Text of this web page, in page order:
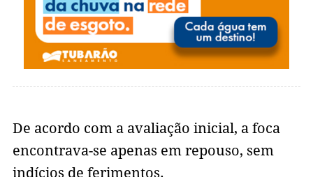
De acordo com a avaliação inicial, a foca
encontrava-se apenas em repouso, sem
indícios de ferimentos.